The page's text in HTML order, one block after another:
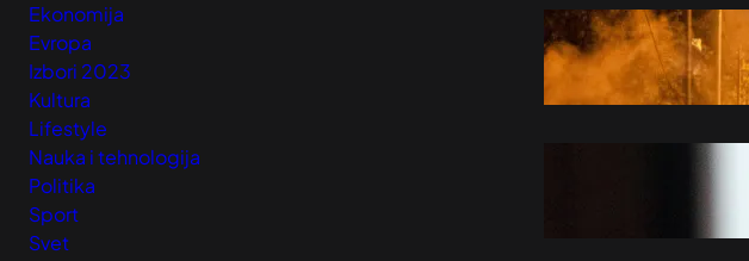
Ekonomija
Evropa
Izbori 2023
Kultura
Lifestyle
Nauka i tehnologija
Politika
Sport
Svet